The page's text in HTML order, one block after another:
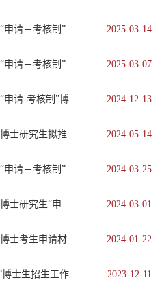
中国人民大学外国语学院2025年“申请－考核制”博士研究生综合考核工作办法 2025-03-14
中国人民大学外国语学院2025年“申请－考核制”博士研究生招生申请材料审核成绩及进入综合考核... 2025-03-07
中国人民大学外国语学院2025年“申请-考核制”博士生招生工作方案 2024-12-13
中国人民大学外国语学院2024年博士研究生拟推荐名单及递补推荐名单公示 2024-05-14
中国人民大学外国语学院2024年“申请－考核制”博士研究生招生综合考核成绩公示 2024-03-25
中国人民大学外国语学院2024年博士研究生“申请—考核”制综合考核工作办法 2024-03-01
中国人民大学外国语学院2024年博士考生申请材料审核成绩表 2024-01-22
外国语学院2024年“申请-考核制”博士生招生工作方案 2023-12-11